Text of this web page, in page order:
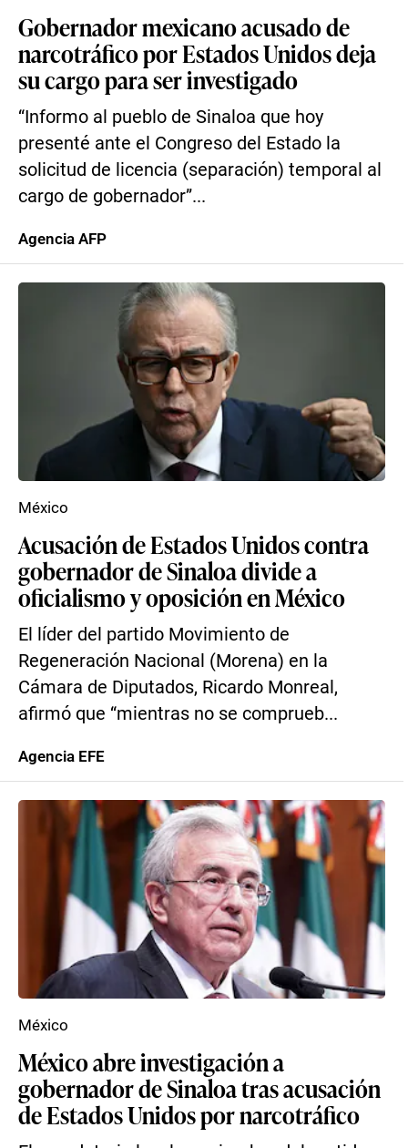
Gobernador mexicano acusado de
narcotráfico por Estados Unidos deja
su cargo para ser investigado
“Informo al pueblo de Sinaloa que hoy
presenté ante el Congreso del Estado la
solicitud de licencia (separación) temporal al
cargo de gobernador”...
Agencia AFP
Acusación de Estados Unidos contra
gobernador de Sinaloa divide a
oficialismo y oposición en México
El líder del partido Movimiento de
Regeneración Nacional (Morena) en la
Cámara de Diputados, Ricardo Monreal,
afirmó que “mientras no se comprueb...
México
Agencia EFE
México abre investigación a
gobernador de Sinaloa tras acusación
de Estados Unidos por narcotráfico
México